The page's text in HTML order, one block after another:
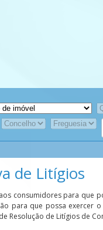
de Litígios
consumidores para que
para que possa exercer
Resolução de Litígios de